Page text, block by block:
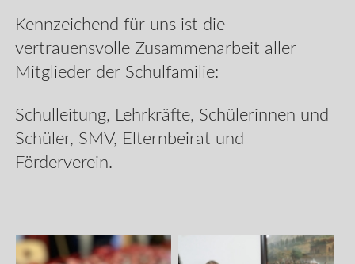
Kennzeichend für uns ist die
vertrauensvolle Zusammenarbeit aller
Mitglieder der Schulfamilie:
Schulleitung, Lehrkräfte, Schülerinnen und
Schüler, SMV, Elternbeirat und
Förderverein.